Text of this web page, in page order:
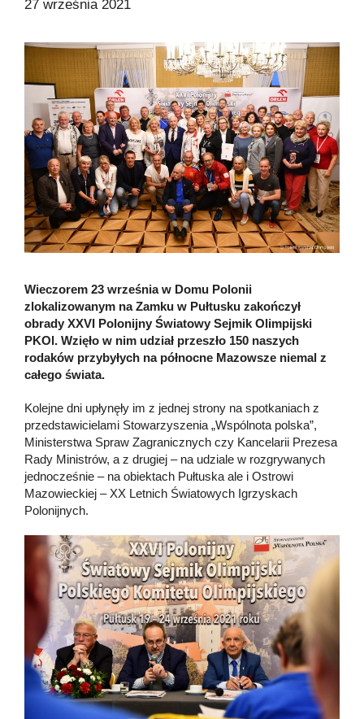
27 września 2021
Wieczorem 23 września w Domu Polonii
zlokalizowanym na Zamku w Pułtusku zakończył
obrady XXVI Polonijny Światowy Sejmik Olimpijski
PKOl. Wzięło w nim udział przeszło 150 naszych
rodaków przybyłych na północne Mazowsze niemal z
całego świata.
Kolejne dni upłynęły im z jednej strony na spotkaniach z
przedstawicielami Stowarzyszenia „Wspólnota polska”,
Ministerstwa Spraw Zagranicznych czy Kancelarii Prezesa
Rady Ministrów, a z drugiej – na udziale w rozgrywanych
jednocześnie – na obiektach Pułtuska ale i Ostrowi
Mazowieckiej – XX Letnich Światowych Igrzyskach
Polonijnych.